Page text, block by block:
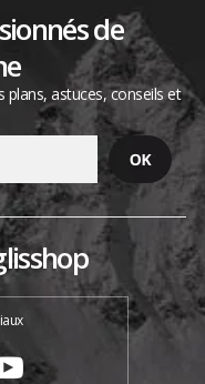
de
plans, astuces, conseils et